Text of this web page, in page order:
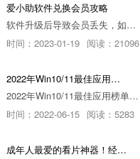
爱小助软件兑换会员攻略
软件升级后导致会员丢失，如何快速兑换会员详细攻略
时间：2023-01-19 阅读：21096
2022年Win10/11最佳应用榜单出炉！ 你都用过几个？
2022年Win10/11最佳应用榜单出炉！ 你都用过几个？
时间：2022-06-15 阅读：5283
成年人最爱的看片神器！经久耐用-白嫖全网资源